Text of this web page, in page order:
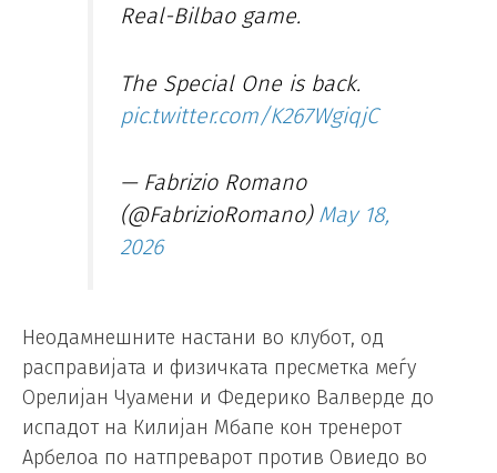
Real-Bilbao game.
The Special One is back.
pic.twitter.com/K267WgiqjC
— Fabrizio Romano
(@FabrizioRomano) May 18,
2026
Неодамнешните настани во клубот, од
расправијата и физичката пресметка меѓу
Орелијан Чуамени и Федерико Валверде до
испадот на Килијан Мбапе кон тренерот
Арбелоа по натпреварот против Овиедо во